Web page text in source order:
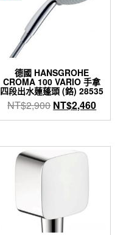
德國 HANSGROHE
CROMA 100 VARIO 手拿
四段出水蓮蓬頭 (鉻) 28535
NT$2,900 原
始
格：
NT$2,900。
NT$2,460目
前
格：